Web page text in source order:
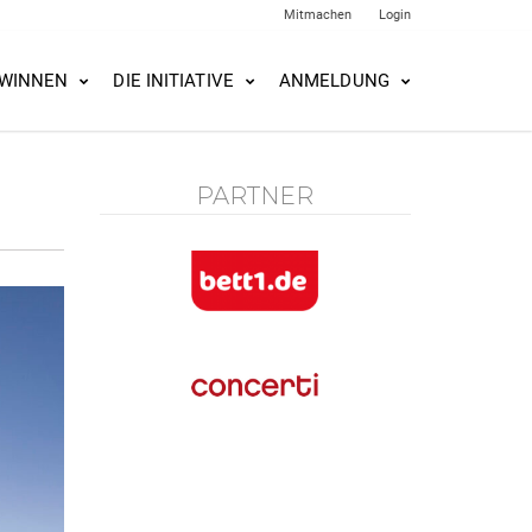
Mitmachen Login
DIE INITIATIVE ANMELDUNG
PARTNER